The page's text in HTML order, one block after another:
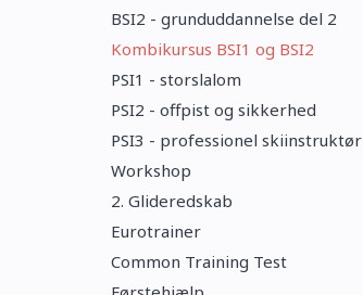
BSI2 - grunduddannelse del 2
Kombikursus BSI1 og BSI2
PSI1 - storslalom
PSI2 - offpist og sikkerhed
PSI3 - professionel skiinstruktør
Workshop
2. Glideredskab
Eurotrainer
Common Training Test